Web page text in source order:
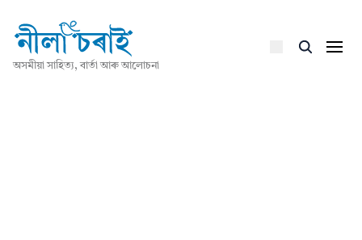
অসমীয়া সাহিত্য, বাৰ্তা আৰু আলোচনা